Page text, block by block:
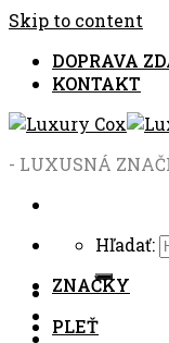
Skip to content
DOPRAVA
KONTAKT
- LUXUSNÁ
Hľadať:
ZNAČKY
PLEŤ